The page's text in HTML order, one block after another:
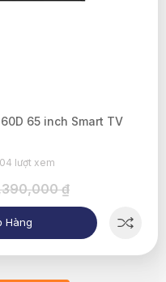
65 inch Smart TV
lượt xem
₫
Hàng